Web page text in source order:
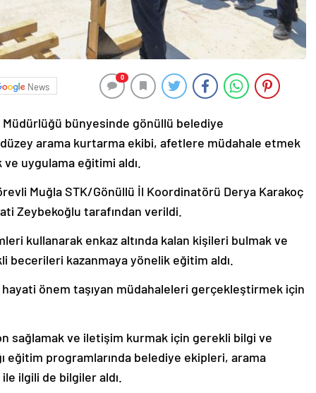
News
0
bünyesinde gönüllü belediye
arama kurtarma ekibi, afetlere müdahale etmek
uygulama eğitimi aldı.
Muğla STK/Gönüllü İl Koordinatörü Derya Karakoç
Zeybekoğlu tarafından verildi.
kullanarak enkaz altında kalan kişileri bulmak ve
kazanmaya yönelik eğitim aldı.
hayati önem taşıyan müdahaleleri gerçekleştirmek için
sağlamak ve iletişim kurmak için gerekli bilgi ve
eğitim programlarında belediye ekipleri, arama
ilgili de bilgiler aldı.